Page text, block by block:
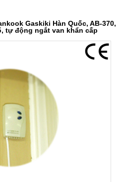
Gaskiki Hàn Quốc, AB-370,
tự động ngắt van khẩn cấp